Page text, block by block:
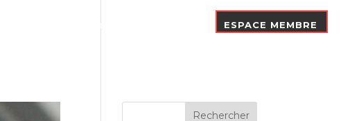
Nos Adhérents ESPACE MEMBRE